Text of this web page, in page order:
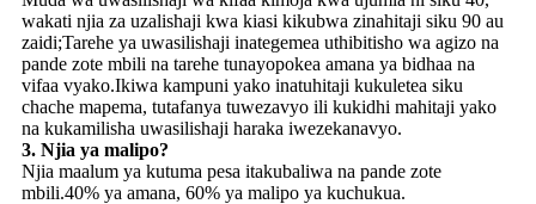
wakati njia za uzalishaji kwa kiasi kikubwa zinahitaji siku 90 au
zaidi;Tarehe ya uwasilishaji inategemea uthibitisho wa agizo na
pande zote mbili na tarehe tunayopokea amana ya bidhaa na
vifaa vyako.Ikiwa kampuni yako inatuhitaji kukuletea siku
chache mapema, tutafanya tuwezavyo ili kukidhi mahitaji yako
na kukamilisha uwasilishaji haraka iwezekanavyo.
3. Njia ya malipo?
Njia maalum ya kutuma pesa itakubaliwa na pande zote
mbili.40% ya amana, 60% ya malipo ya kuchukua.